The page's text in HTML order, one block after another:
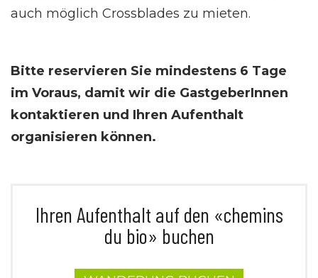
auch möglich Crossblades zu mieten.
Bitte reservieren Sie mindestens 6 Tage
im Voraus, damit wir die GastgeberInnen
kontaktieren und Ihren Aufenthalt
organisieren können.
Ihren Aufenthalt auf den «chemins
du bio» buchen